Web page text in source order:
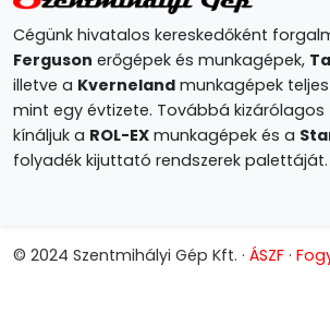
Cégünk hivatalos kereskedőként
Ferguson erőgépek és munkagépek,
illetve a Kverneland munkagépek
mint egy évtizete. Továbbá
kínáljuk a ROL-EX munkagépek és a
folyadék kijuttató rendszerek palettáját.
© 2024 Szentmihályi Gép Kft. · ÁSZF ·